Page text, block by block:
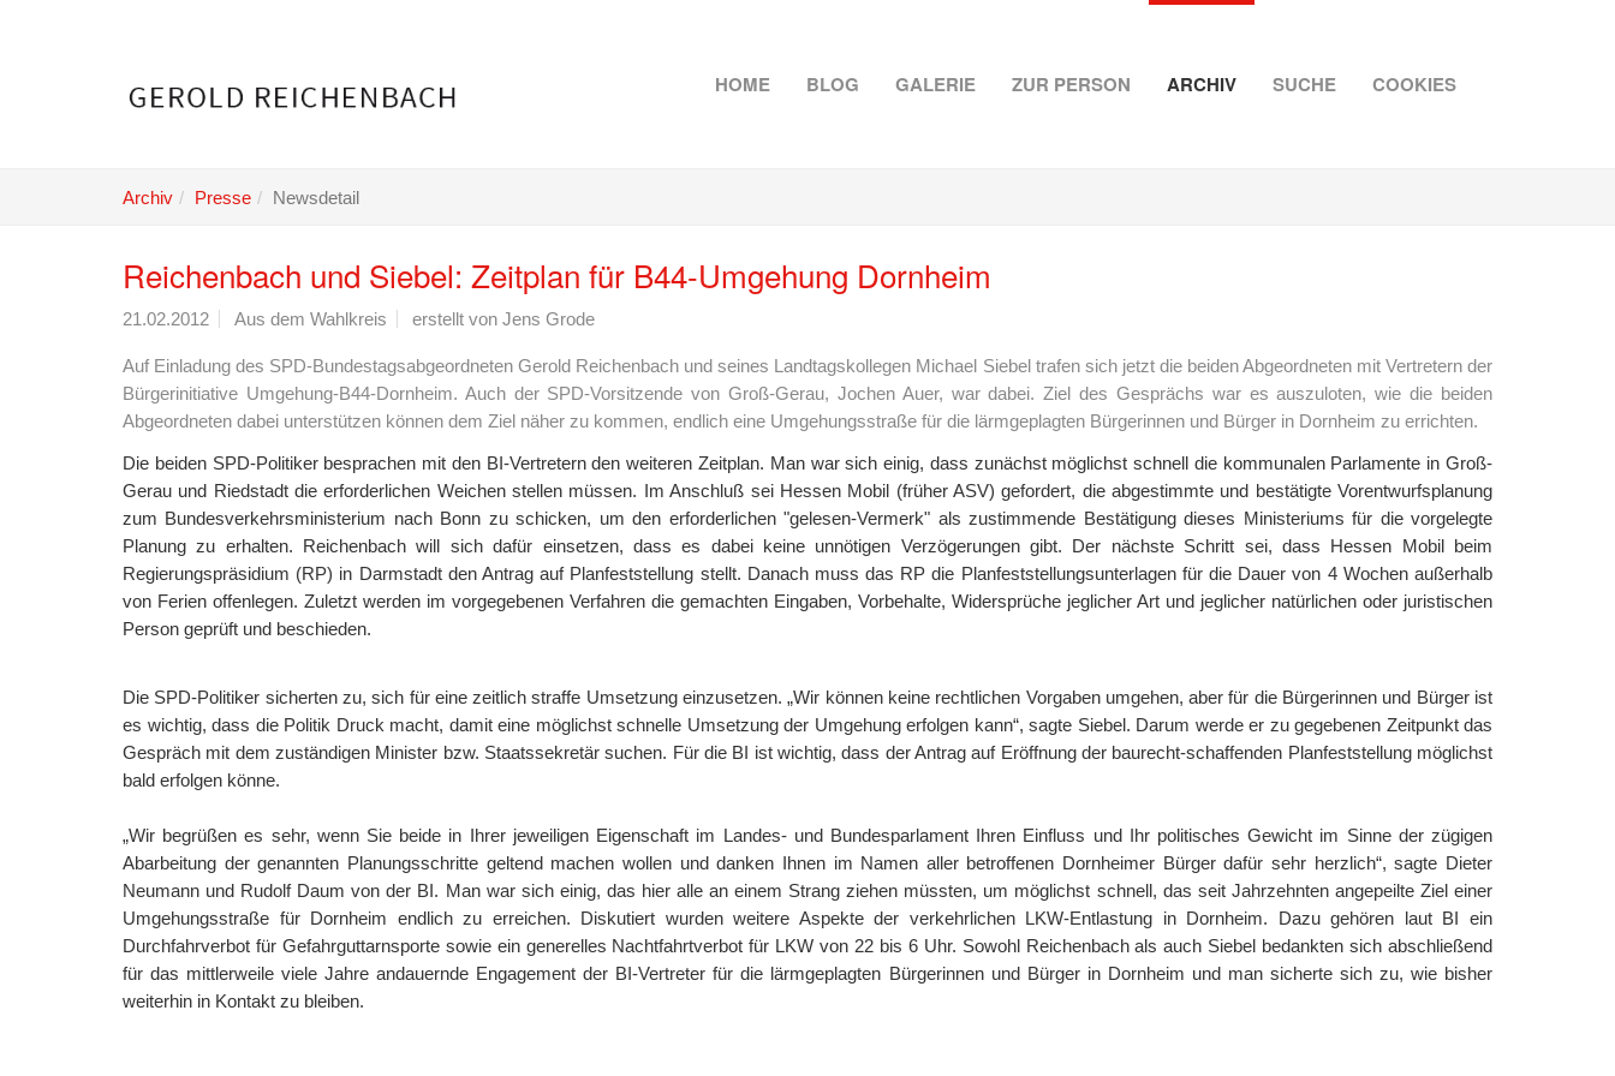
HOME BLOG GALERIE ZUR PERSON ARCHIV SUCHE COOKIES
Archiv Presse Newsdetail
Reichenbach und Siebel: Zeitplan für B44-Umgehung Dornheim
21.02.2012 Aus dem Wahlkreis erstellt von Jens Grode
Auf Einladung des SPD-Bundestagsabgeordneten Gerold Reichenbach und seines Landtagskollegen Michael Siebel trafen sich jetzt die beiden Abgeordneten mit Vertretern der
Bürgerinitiative Umgehung-B44-Dornheim. Auch der SPD-Vorsitzende von Groß-Gerau, Jochen Auer, war dabei. Ziel des Gesprächs war es auszuloten, wie die beiden
Abgeordneten dabei unterstützen können dem Ziel näher zu kommen, endlich eine Umgehungsstraße für die lärmgeplagten Bürgerinnen und Bürger in Dornheim zu errichten.
Die beiden SPD-Politiker besprachen mit den BI-Vertretern den weiteren Zeitplan. Man war sich einig, dass zunächst möglichst schnell die kommunalen Parlamente in Groß-
Gerau und Riedstadt die erforderlichen Weichen stellen müssen. Im Anschluß sei Hessen Mobil (früher ASV) gefordert, die abgestimmte und bestätigte Vorentwurfsplanung
zum Bundesverkehrsministerium nach Bonn zu schicken, um den erforderlichen "gelesen-Vermerk" als zustimmende Bestätigung dieses Ministeriums für die vorgelegte
Planung zu erhalten. Reichenbach will sich dafür einsetzen, dass es dabei keine unnötigen Verzögerungen gibt. Der nächste Schritt sei, dass Hessen Mobil beim
Regierungspräsidium (RP) in Darmstadt den Antrag auf Planfeststellung stellt. Danach muss das RP die Planfeststellungsunterlagen für die Dauer von 4 Wochen außerhalb
von Ferien offenlegen. Zuletzt werden im vorgegebenen Verfahren die gemachten Eingaben, Vorbehalte, Widersprüche jeglicher Art und jeglicher natürlichen oder juristischen
Person geprüft und beschieden.
Die SPD-Politiker sicherten zu, sich für eine zeitlich straffe Umsetzung einzusetzen. „Wir können keine rechtlichen Vorgaben umgehen, aber für die Bürgerinnen und Bürger ist
es wichtig, dass die Politik Druck macht, damit eine möglichst schnelle Umsetzung der Umgehung erfolgen kann“, sagte Siebel. Darum werde er zu gegebenen Zeitpunkt das
Gespräch mit dem zuständigen Minister bzw. Staatssekretär suchen. Für die BI ist wichtig, dass der Antrag auf Eröffnung der baurecht-schaffenden Planfeststellung möglichst
bald erfolgen könne.
„Wir begrüßen es sehr, wenn Sie beide in Ihrer jeweiligen Eigenschaft im Landes- und Bundesparlament Ihren Einfluss und Ihr politisches Gewicht im Sinne der zügigen
Abarbeitung der genannten Planungsschritte geltend machen wollen und danken Ihnen im Namen aller betroffenen Dornheimer Bürger dafür sehr herzlich“, sagte Dieter
Neumann und Rudolf Daum von der BI. Man war sich einig, das hier alle an einem Strang ziehen müssten, um möglichst schnell, das seit Jahrzehnten angepeilte Ziel einer
Umgehungsstraße für Dornheim endlich zu erreichen. Diskutiert wurden weitere Aspekte der verkehrlichen LKW-Entlastung in Dornheim. Dazu gehören laut BI ein
Durchfahrverbot für Gefahrguttarnsporte sowie ein generelles Nachtfahrtverbot für LKW von 22 bis 6 Uhr. Sowohl Reichenbach als auch Siebel bedankten sich abschließend
für das mittlerweile viele Jahre andauernde Engagement der BI-Vertreter für die lärmgeplagten Bürgerinnen und Bürger in Dornheim und man sicherte sich zu, wie bisher
weiterhin in Kontakt zu bleiben.